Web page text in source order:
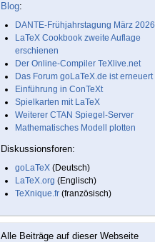
Blog:
DANTE-Frühjahrstagung März 2026
LaTeX Cookbook zweite Auflage
erschienen
Der Online-Compiler TeXlive.net
Das Forum goLaTeX.de ist erneuert
Einführung in ConTeXt
Spielkarten mit LaTeX
Weiterer CTAN Spiegel-Server
Mathematisches Modell plotten
Diskussionsforen:
goLaTeX (Deutsch)
LaTeX.org (Englisch)
TeXnique.fr (französisch)
Alle Beiträge auf dieser Webseite